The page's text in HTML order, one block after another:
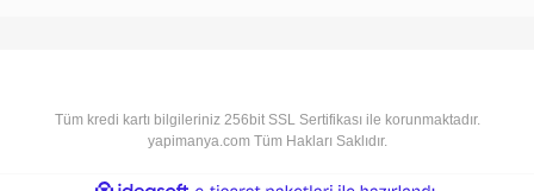
Tüm kredi kartı bilgileriniz 256bit SSL Sertifikası ile korunmaktadır.
yapimanya.com Tüm Hakları Saklıdır.